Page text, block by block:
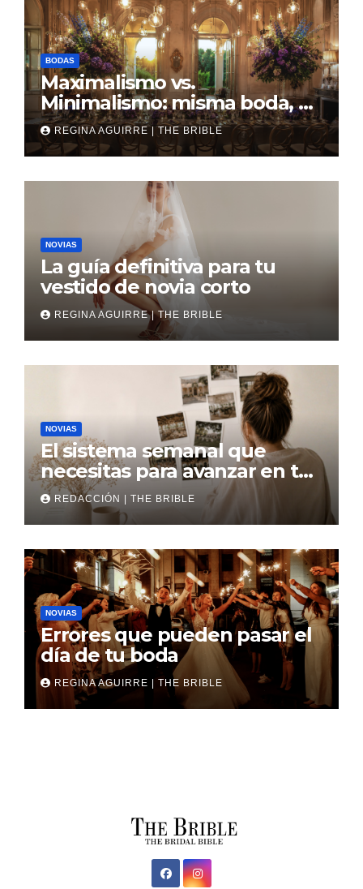
BODAS
Maximalismo vs.
Minimalismo: misma boda, al
revés
REGINA AGUIRRE | THE BRIBLE
NOVIAS
La guía definitiva para tu
vestido de novia corto
REGINA AGUIRRE | THE BRIBLE
NOVIAS
El sistema semanal que
necesitas para avanzar en tu
boda
REDACCIÓN | THE BRIBLE
NOVIAS
Errores que pueden pasar el
día de tu boda
REGINA AGUIRRE | THE BRIBLE